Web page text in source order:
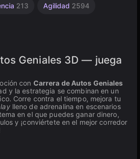
213 Agilidad 2594
Geniales 3D — juega
con Carrera de Autos Geniales
y la estrategia se combinan en un
Corre contra el tiempo, mejora tu
lleno de adrenalina en escenarios
en el que puedes ganar dinero,
y ¡conviértete en el mejor corredor